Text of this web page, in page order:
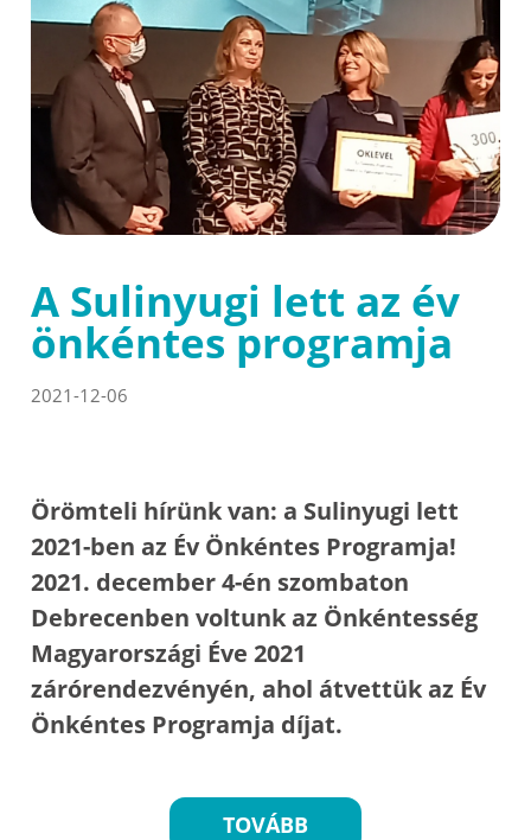
A Sulinyugi lett az év
önkéntes programja
2021-12-06
Örömteli hírünk van: a Sulinyugi lett
2021-ben az Év Önkéntes Programja!
2021. december 4-én szombaton
Debrecenben voltunk az Önkéntesség
Magyarországi Éve 2021
zárórendezvényén, ahol átvettük az Év
Önkéntes Programja díjat.
TOVÁBB